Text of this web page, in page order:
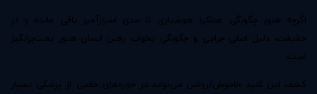
اگرچه هنوز چگونگی عملکرد هوشیاری تا حدی اسرارآمیز باقی مانده و در
حقیقت، دلیل اصلی چرایی و چگونگی بخواب رفتن انسان هنوز بحث‌برانگیز
است.
کشف این کلید خاموش/روشن می‌تواند در حوزه‌های خاصی از پزشکی بسیار